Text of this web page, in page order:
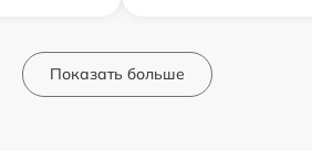
Показать больше